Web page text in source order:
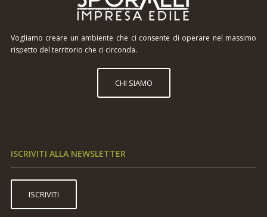
Vogliamo creare un ambiente che ci consente di operare nel massimo
rispetto del territorio che ci circonda.
CHI SIAMO
ISCRIVITI ALLA NEWSLETTER
ISCRIVITI